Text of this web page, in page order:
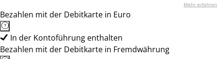
Mehr erfahren
Bezahlen mit der Debitkarte in Euro
In der Kontoführung enthalten
Bezahlen mit der Debitkarte in Fremdwährung